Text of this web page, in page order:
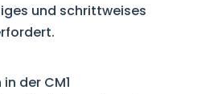
und schrittweises
der CM1